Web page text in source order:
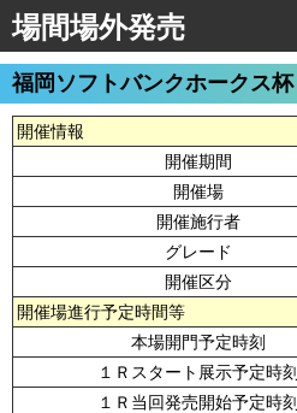
場間場外発売
福岡ソフトバンクホークス杯
開催情報
開催期間
開催場
開催施行者
グレード
開催区分
開催場進行予定時間等
本場開門予定時刻
１Ｒスタート展示予定時刻
１Ｒ当回発売開始予定時刻